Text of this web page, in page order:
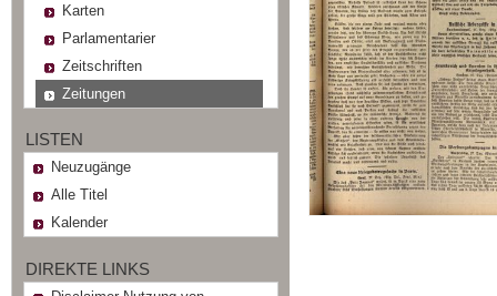
Karten
Parlamentarier
Zeitschriften
Zeitungen
LISTEN
Neuzugänge
Alle Titel
Kalender
DIREKTE LINKS